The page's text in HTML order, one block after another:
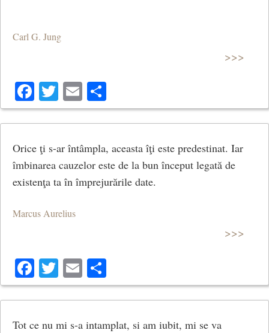
Carl G. Jung
>>>
Facebook
Twitter
Email
Orice ţi s-ar întâmpla, aceasta îţi este predestinat. Iar
îmbinarea cauzelor este de la bun început legată de
existenţa ta în împrejurările date.
Marcus Aurelius
>>>
Facebook
Twitter
Email
Tot ce nu mi s-a intamplat, si am iubit, mi se va